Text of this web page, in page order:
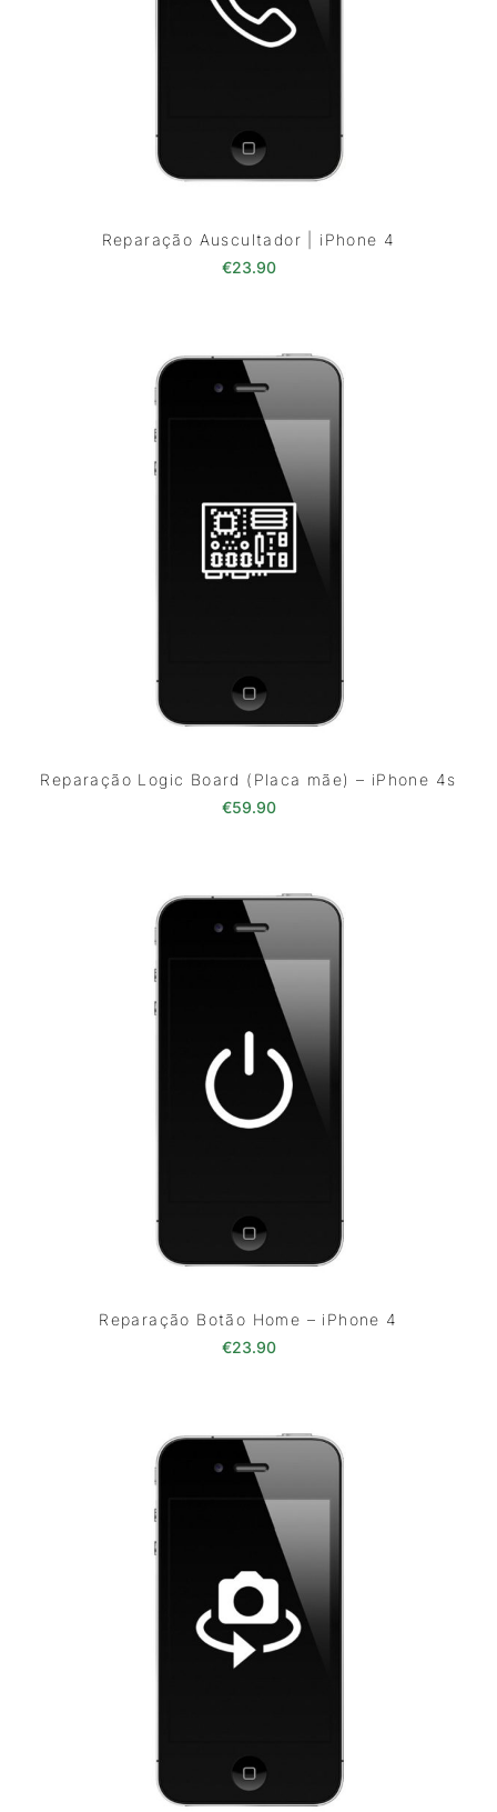
Reparação Auscultador | iPhone 4
€23.90
Reparação Logic Board (Placa mãe) – iPhone 4s
€59.90
Reparação Botão Home – iPhone 4
€23.90